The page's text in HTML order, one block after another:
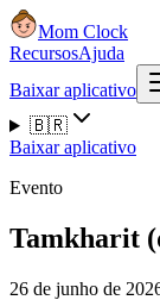
Mom Clock
RecursosAjuda
Baixar aplicativo
🇧🇷
Baixar aplicativo
Evento
Tamkharit
26 de junho de